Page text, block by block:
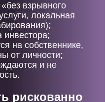
взрывного
локальная
инвестора;
на собственнике,
от личности;
и не
рискованно